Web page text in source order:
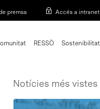
premsa Accés a intranet
RESSÒ Sostenibilitat
Notícies més vistes